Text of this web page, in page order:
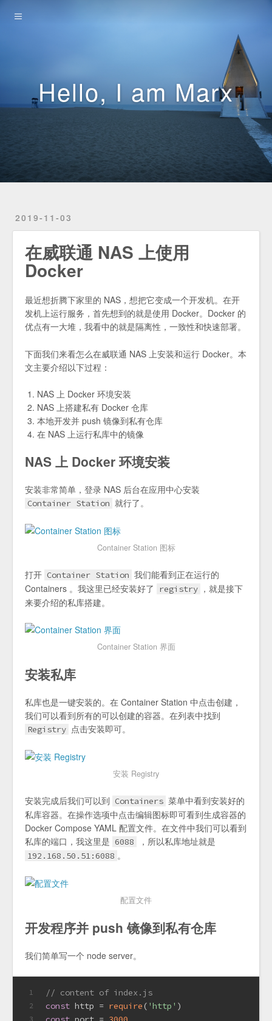
Hello, I am Marx
2019-11-03
在威联通 NAS 上使用
Docker
最近想折腾下家里的 NAS，想把它变成一个开发机。在开
发机上运行服务，首先想到的就是使用 Docker。Docker 的
优点有一大堆，我看中的就是隔离性，一致性和快速部署。
下面我们来看怎么在威联通 NAS 上安装和运行 Docker。本
文主要介绍以下过程：
NAS 上 Docker 环境安装
NAS 上搭建私有 Docker 仓库
本地开发并 push 镜像到私有仓库
在 NAS 上运行私库中的镜像
NAS 上 Docker 环境安装
安装非常简单，登录 NAS 后台在应用中心安装
Container Station 就行了。
Container Station 图标
打开 Container Station 我们能看到正在运行的
Containers 。我这里已经安装好了
registry ，就是接下
来要介绍的私库搭建。
Container Station 界面
安装私库
私库也是一键安装的。在 Container Station 中点击创建，
我们可以看到所有的可以创建的容器。在列表中找到
Registry 点击安装即可。
安装 Registry
安装完成后我们可以到 Containers 菜单中看到安装好的
私库容器。在操作选项中点击编辑图标即可看到生成容器的
Docker Compose YAML 配置文件。在文件中我们可以看到
私库的端口，我这里是 6088 ，所以私库地址就是
192.168.50.51:6088 。
配置文件
开发程序并 push 镜像到私有仓库
我们简单写一个 node server。
1
2
3
// content of index.js
const http = require ( 'http' )
Home
Links